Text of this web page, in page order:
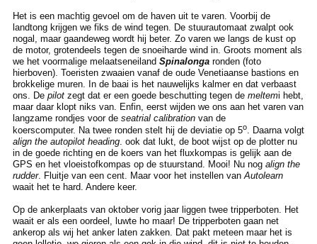
Het is een machtig gevoel om de haven uit te varen. Voorbij de
landtong krijgen we fiks de wind tegen. De stuurautomaat zwalpt ook
nogal, maar gaandeweg wordt hij beter. Zo varen we langs de kust op
de motor, grotendeels tegen de snoeiharde wind in. Groots moment als
we het voormalige melaatseneiland Spinalongaronden (foto
hierboven). Toeristen zwaaien vanaf de oude Venetiaanse bastions en
brokkelige muren. In de baai is het nauwelijks kalmer en dat verbaast
ons. De pilotzegt dat er een goede beschutting tegen de meltemi hebt,
maar daar klopt niks van. Enfin, eerst wijden we ons aan het varen van
langzame rondjes voor de seatrial calibrationvan de
koerscomputer. Na twee ronden stelt hij de deviatie op 5o. Daarna volgt
align the autopilot heading. ook dat lukt, de boot wijst op de plotter nu
in de goede richting en de koers van het fluxkompas is gelijk aan de
GPS en het vloeistofkompas op de stuurstand. Mooi! Nu nog align the
rudder. Fluitje van een cent. Maar voor het instellen vanAutolearn
waait het te hard. Andere keer.
Op de ankerplaats van oktober vorig jaar liggen twee tripperboten. Het
waait er als een oordeel, luwte ho maar! De tripperboten gaan net
ankerop als wij het anker laten zakken. Dat pakt meteen maar het is